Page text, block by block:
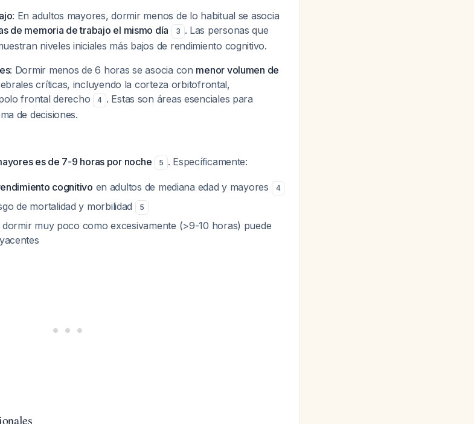
: En adultos mayores, dormir menos de lo habitual se asocia
de memoria de trabajo el mismo día 3 . Las personas que
niveles iniciales más bajos de rendimiento cognitivo.
: Dormir menos de 6 horas se asocia con menor volumen de
críticas, incluyendo la corteza orbitofrontal,
frontal derecho
4 . Estas son áreas esenciales para
de decisiones.
es de 7-9 horas por noche 5 . Específicamente:
cognitivo en adultos de mediana edad y mayores 4
de mortalidad y morbilidad 5
muy poco como excesivamente (>9-10 horas) puede